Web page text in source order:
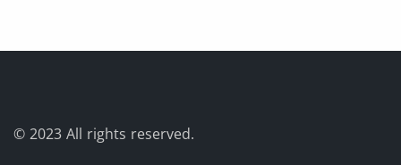
© 2023 All rights reserved.